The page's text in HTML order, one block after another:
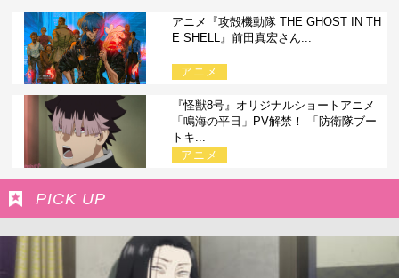
アニメ『攻殻機動隊 THE GHOST IN TH
E SHELL』前田真宏さん...
アニメ
『怪獣8号』オリジナルショートアニメ
「鳴海の平日」PV解禁！ 「防衛隊ブー
トキ...
アニメ
PICK UP